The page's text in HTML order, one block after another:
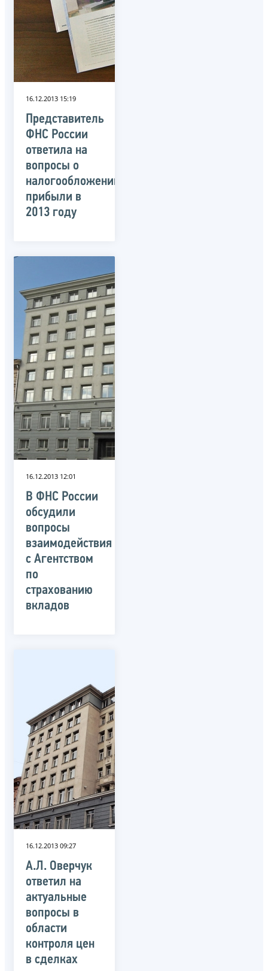
16.12.2013 15:19
Представитель
ФНС России
ответила на
вопросы о
налогообложении
прибыли в
2013 году
16.12.2013 12:01
В ФНС России
обсудили
вопросы
взаимодействия
с Агентством
по
страхованию
вкладов
16.12.2013 09:27
А.Л. Оверчук
ответил на
актуальные
вопросы в
области
контроля цен
в сделках